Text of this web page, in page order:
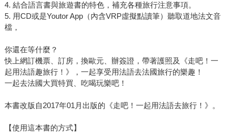
4. 結合語言書與旅遊書的特色，補充各種旅行注意事項。
5. 用CD或是Youtor App（內含VRP虛擬點讀筆）聽取道地法文音
檔，
你還在等什麼？
快上網訂機票、訂房，換歐元、辦簽證，帶著護照及《走吧！一
起用法語趣旅行！》，一起享受用法語去法國旅行的樂趣！
一起去法國大買特買、吃喝玩樂吧！
本書改版自2017年01月出版的《走吧！一起用法語去旅行！》。
【使用這本書的方式】